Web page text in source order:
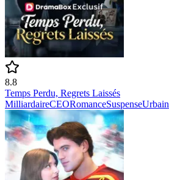
8.8
Temps Perdu, Regrets Laissés
MilliardaireCEORomanceSuspenseUrbain